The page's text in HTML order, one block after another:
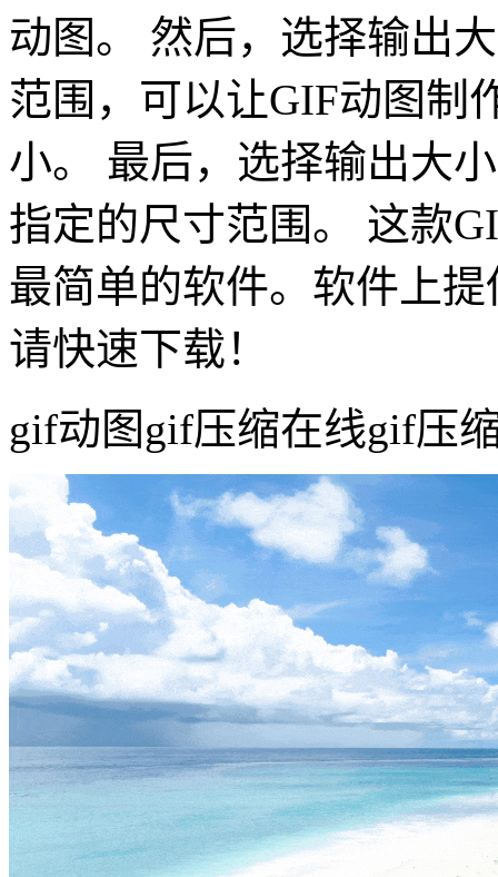
动图。 然后，选择输出
范围，可以让GIF动图制
小。 最后，选择输出大
指定的尺寸范围。 这款
最简单的软件。软件上
请快速下载！
gif动图gif压缩在线gif压